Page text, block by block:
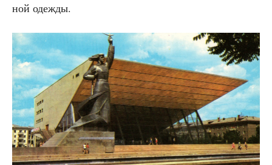
ной одежды.